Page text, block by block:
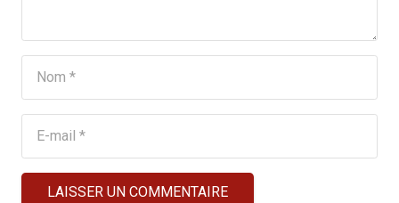
LAISSER UN COMMENTAIRE